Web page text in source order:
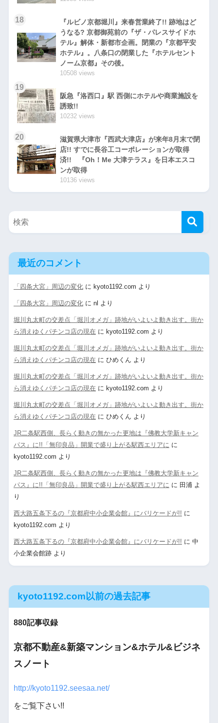
18
『ルビノ京都堀川』来春営業終了!! 跡地はど
うなる? 京都御苑前の『ザ・パレスサイドホ
テル』解体・新都市企画。閉業の『京都平安
ホテル』。八条口の閉業した『ホテルセント
ノーム京都』その後。
10508 views
19
阪急『洛西口』駅 西側にホテルや商業施設を
誘致!!
10232 views
20
滋賀県大津市『西武大津店』が来年8月末で閉
店!! すでに長谷工コーポレーションが取得
済!! 『Oh！Me 大津テラス』を日本エスコ
ンが取得
10136 views
最近のコメント
「四条大宮」周辺の変化に kyoto1192.com より
「四条大宮」周辺の変化に nl より
堀川丸太町の交差点「堀川オメガ」跡地がいよいよ動き出す。街か
ら消えゆくパチンコ店の現在 に kyoto1192.com より
堀川丸太町の交差点「堀川オメガ」跡地がいよいよ動き出す。街か
ら消えゆくパチンコ店の現在 に ひめくん より
堀川丸太町の交差点「堀川オメガ」跡地がいよいよ動き出す。街か
ら消えゆくパチンコ店の現在 に kyoto1192.com より
堀川丸太町の交差点「堀川オメガ」跡地がいよいよ動き出す。街か
ら消えゆくパチンコ店の現在 に ひめくん より
JR二条駅西側、長らく動きの無かった更地は『佛教大学新キャン
パス』に!!「無印良品」開業で盛り上がる駅西エリアに に
kyoto1192.com より
JR二条駅西側、長らく動きの無かった更地は『佛教大学新キャン
パス』に!!「無印良品」開業で盛り上がる駅西エリアに に 田浦よ
り
西大路五条下るの『京都府中小企業会館』にバリケードが!! に
kyoto1192.com より
西大路五条下るの『京都府中小企業会館』にバリケードが!! に 中
小企業会館跡より
kyoto1192.com以前の過去記事
880記事収録
京都不動産&新築マンション&ホテル&ビジネ
スノート
http://kyoto1192.seesaa.net/
をご覧下さい!!